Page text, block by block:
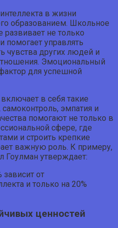
в жизни
образованием. Школьное
развивает не только
помогает управлять
чувства других людей и
Эмоциональный
для успешной
в себя такие
эмпатия и
помогают не только в
сфере, где
и строить крепкие
важную роль. К примеру,
Гоулман утверждает:
зависит от
и только на 20%
ценностей